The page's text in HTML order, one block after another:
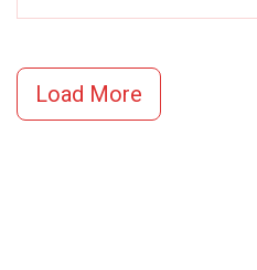
Load More